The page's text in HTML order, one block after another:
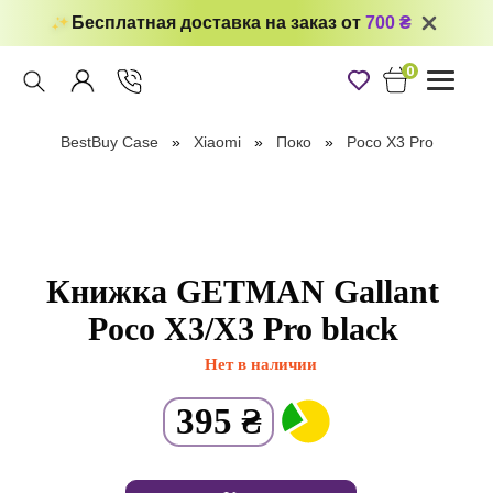
Бесплатная доставка на заказ от 700 ₴
0
Toggle
BestBuy Case Xiaomi Поко Poco X3 Pro
Книжка GETMAN Gallant
Poco X3/X3 Pro black
Нет в наличии
395 ₴